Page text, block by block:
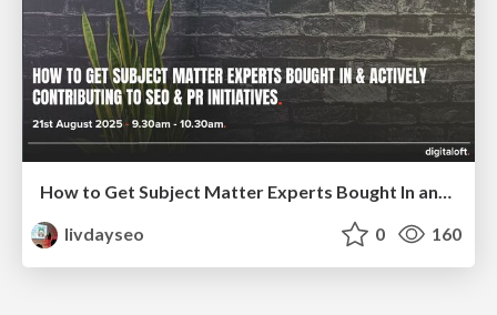
How to Get Subject Matter Experts Bought In and Actively Contributing to SEO & PR Initiatives.
livdayseo
0 160